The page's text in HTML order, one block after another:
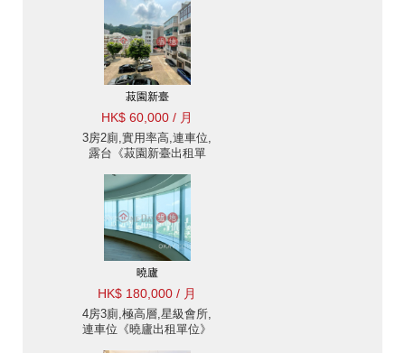
菽園新臺
HK$ 60,000 / 月
3房2廁,實用率高,連車位,
露台《菽園新臺出租單
曉廬
HK$ 180,000 / 月
4房3廁,極高層,星級會所,
連車位《曉廬出租單位》